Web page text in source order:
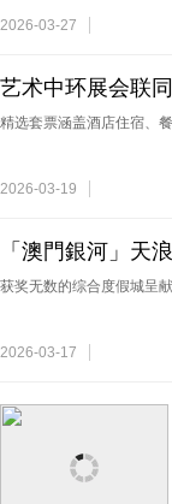
2026-03-27
艺术中环展会联
验套票 相约旅客
精选套票涵盖酒店住宿、
2026-03-19
「澳門銀河」天
获奖无数的综合度假城呈
2026-03-17